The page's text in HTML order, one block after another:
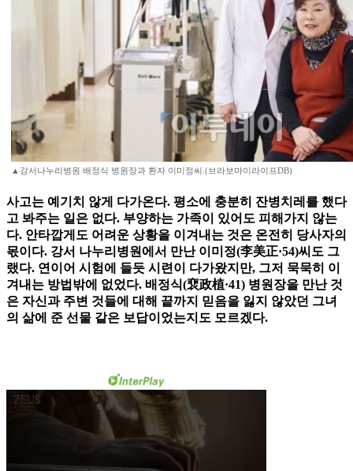
▲강서나누리병원 배정식 병원장과 환자 이미정씨.(브라보마이라이프DB)
사고는 예기치 않게 다가온다. 평소에 충분히 잔병치레를 했다
고 봐주는 일은 없다. 부양하는 가족이 있어도 피해가지 않는
다. 안타깝게도 어려운 상황을 이겨내는 것은 온전히 당사자의
몫이다. 강서 나누리병원에서 만난 이미정(李美正·54)씨도 그
랬다. 연이어 시험에 들듯 시련이 다가왔지만, 그저 묵묵히 이
겨내는 방법밖에 없었다. 배정식(裵政植·41) 병원장을 만난 것
은 자신과 주변 것들에 대해 끝까지 믿음을 잃지 않았던 그녀
의 삶에 준 선물 같은 보답이었는지도 모르겠다.